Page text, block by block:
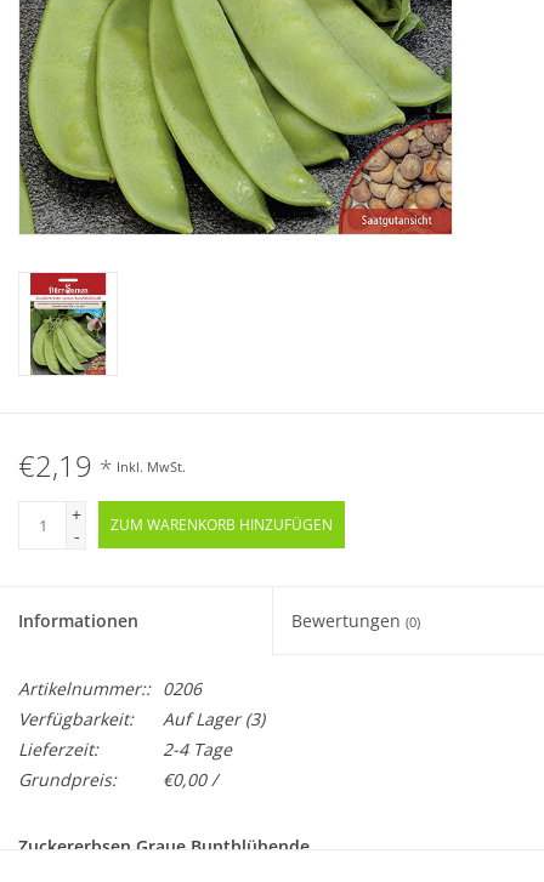
€2,19 * Inkl. MwSt.
+
-
ZUM WARENKORB HINZUFÜGEN
Informationen Bewertungen (0)
Artikelnummer:: 0206
Verfügbarkeit:
Auf Lager(3)
Lieferzeit:
2-4 Tage
Grundpreis:
€0,00 /
Zuckererbsen Graue Buntblühende